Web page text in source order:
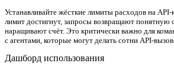
Устанавливайте жёсткие лимиты расходов на API-
лимит достигнут, запросы возвращают понятную
наращивают счёт. Это критически важно для
с агентами, которые могут делать сотни API-
Дашборд использования